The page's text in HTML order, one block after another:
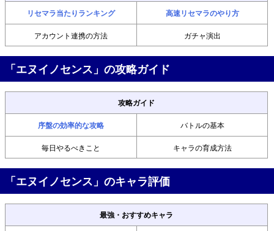
リセマラ当たりランキング 高速リセマラのやり方
アカウント連携の方法 ガチャ演出
「エヌイノセンス」の攻略ガイド
攻略ガイド
序盤の効率的な攻略 バトルの基本
毎日やるべきこと キャラの育成方法
「エヌイノセンス」のキャラ評価
最強・おすすめキャラ